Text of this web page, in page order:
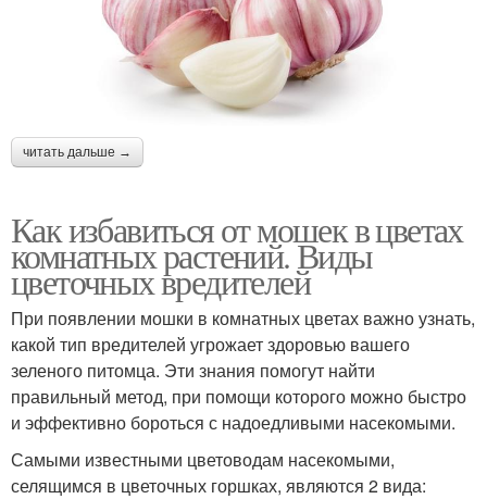
читать дальше →
Как избавиться от мошек в цветах
комнатных растений. Виды
цветочных вредителей
При появлении мошки в комнатных цветах важно узнать,
какой тип вредителей угрожает здоровью вашего
зеленого питомца. Эти знания помогут найти
правильный метод, при помощи которого можно быстро
и эффективно бороться с надоедливыми насекомыми.
Самыми известными цветоводам насекомыми,
селящимся в цветочных горшках, являются 2 вида: